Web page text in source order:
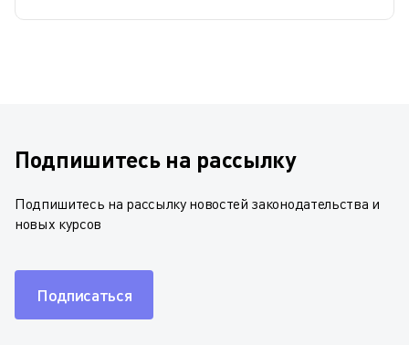
Подпишитесь на рассылку
Подпишитесь на рассылку новостей законодательства и
новых курсов
Подписаться